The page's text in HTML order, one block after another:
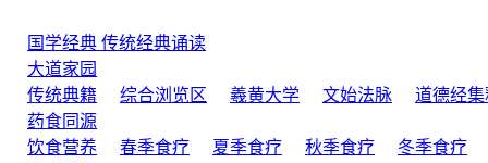
国学经典 传统经典诵读
大道家园
传统典籍
综合浏览区 羲黄大学 文始法脉
道德经集
药食同源
饮食营养
春季食疗 夏季食疗 秋季食疗 冬季食疗